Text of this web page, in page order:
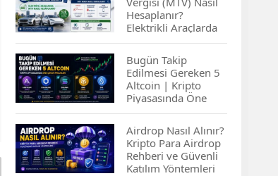
Hesaplanır?
Elektrikli Araçlarda
MTV Nasıl
Hesaplanır? MTV
Borcu Nasıl
Sorgulanır?
Bugün Takip
Edilmesi Gereken 5
Altcoin | Kripto
Piyasasında Öne
Çıkan Projeler
Airdrop Nasıl Alınır?
Kripto Para Airdrop
Rehberi ve Güvenli
Katılım Yöntemleri